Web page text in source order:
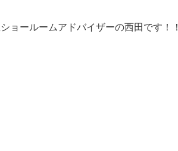
ョールームアドバイザーの西田です！！